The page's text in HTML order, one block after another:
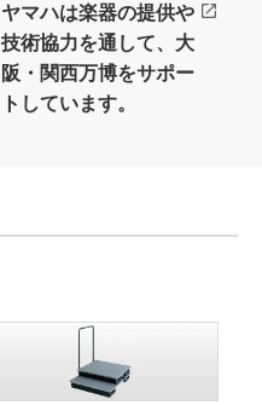
ヤマハは楽器の提供や
技術協力を通して、大
阪・関西万博をサポー
トしています。